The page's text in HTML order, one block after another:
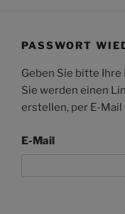
PASSWORT
Geben Sie bitte
Sie werden einen
erstellen, per E-
E-Mail